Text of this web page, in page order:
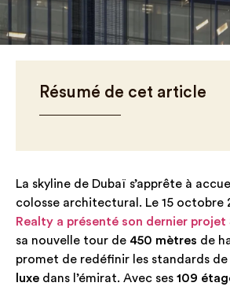
La skyline de Dubaï s’apprête à
colosse architectural. Le 15 octobre
Realty a présenté son dernier projet
sa nouvelle tour de 450 mètres de
promet de redéfinir les standards de
luxe dans l’émirat. Avec ses 109
Résumé de cet article